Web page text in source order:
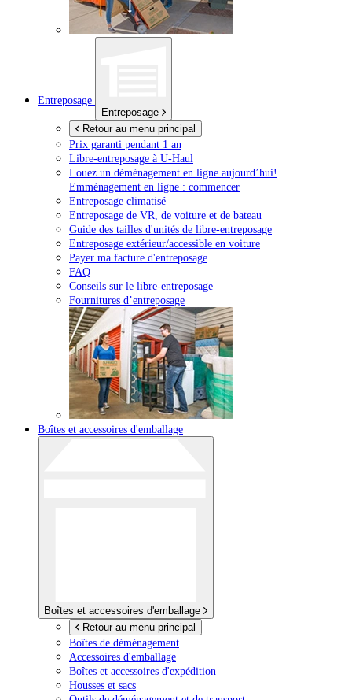
Entreposage
Entreposage
Retour au menu principal
Prix garanti pendant 1 an
Libre-entreposage à U-Haul
Louez un déménagement en ligne aujourd’hui!
Emménagement en ligne : commencer
Entreposage climatisé
Entreposage de VR, de voiture et de bateau
Guide des tailles d'unités de libre-entreposage
Entreposage extérieur/accessible en voiture
Payer ma facture d'entreposage
FAQ
Conseils sur le libre-entreposage
Fournitures d’entreposage
Boîtes et accessoires d'emballage
Boîtes et accessoires d'emballage
Retour au menu principal
Boîtes de déménagement
Accessoires d'emballage
Boîtes et accessoires d'expédition
Housses et sacs